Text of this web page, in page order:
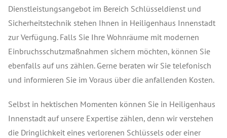
Dienstleistungsangebot im Bereich Schlüsseldienst und
Sicherheitstechnik stehen Ihnen in Heiligenhaus Innenstadt
zur Verfügung. Falls Sie Ihre Wohnräume mit modernen
Einbruchsschutzmaßnahmen sichern möchten, können Sie
ebenfalls auf uns zählen. Gerne beraten wir Sie telefonisch
und informieren Sie im Voraus über die anfallenden Kosten.
Selbst in hektischen Momenten können Sie in Heiligenhaus
Innenstadt auf unsere Expertise zählen, denn wir verstehen
die Dringlichkeit eines verlorenen Schlüssels oder einer